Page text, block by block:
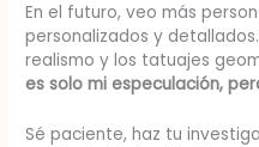
En el futuro, veo más
personalizados y
realismo y los tatuajes
es solo mi especulación,
Sé paciente, haz tu